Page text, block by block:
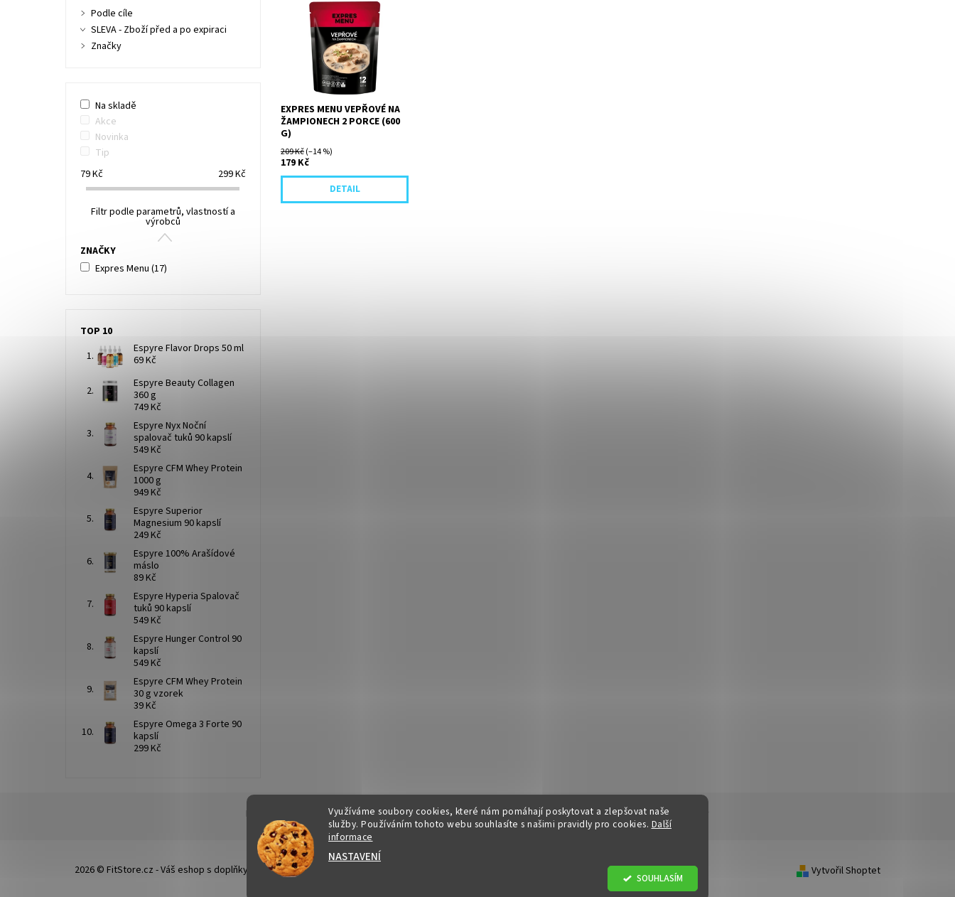
Libové kousky vepřové plece
v krémové omáčce
s čerstvými žampiony,
zjemněné smetanou
a máslem.
EXPRES MENU VEPŘOVÉ NA
ŽAMPIONECH 2 PORCE (600
G)
209 Kč(–14 %)
179 Kč
DETAIL
Podle cíle
SLEVA - Zboží před a po expiraci
Značky
Na skladě
Akce
Novinka
Tip
79Kč 299Kč
Filtr podle parametrů, vlastností a
výrobců
ZNAČKY
Expres Menu (17)
TOP 10
Espyre Flavor Drops 50 ml
69 Kč
Espyre Beauty Collagen
360 g
749 Kč
Espyre Nyx Noční
spalovač tuků 90 kapslí
549 Kč
Espyre CFM Whey Protein
1000 g
949 Kč
Espyre Superior
Magnesium 90 kapslí
249 Kč
Espyre 100% Arašídové
máslo
89 Kč
Espyre Hyperia Spalovač
tuků 90 kapslí
549 Kč
Espyre Hunger Control 90
kapslí
549 Kč
Espyre CFM Whey Protein
30 g vzorek
39 Kč
Espyre Omega 3 Forte 90
kapslí
299 Kč
Doprava a platba Obchodní podmínky | Ochrana osobních údajů | Info k nákupu & reklamační řád | Kontakty
2026 © FitStore.cz - Váš eshop s doplňky stravy, všechna práva vyhrazena Vytvořil Shoptet
Využíváme soubory cookies, které nám pomáhají poskytovat a zlepšovat naše
služby. Používáním tohoto webu souhlasíte s našimi pravidly pro cookies. Další
informace
NASTAVENÍ
SOUHLASÍM